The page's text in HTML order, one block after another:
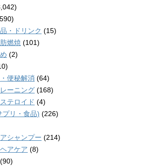
・ドリンク (15)
燃焼 (101)
(2)
便秘解消 (64)
ーニング (168)
テロイド (4)
プリ・食品) (226)
シャンプー (214)
アケア (8)
(90)